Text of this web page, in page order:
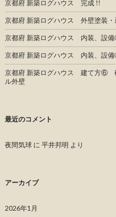
京都府 新築ログハウス 完成 !!
京都府 新築ログハウス 外壁塗装・
京都府 新築ログハウス 内装、設
京都府 新築ログハウス 内装、設
京都府 新築ログハウス 建て方⑥
ル外壁
最近のコメント
夜間気球 に 平井邦明 より
アーカイブ
2026年1月